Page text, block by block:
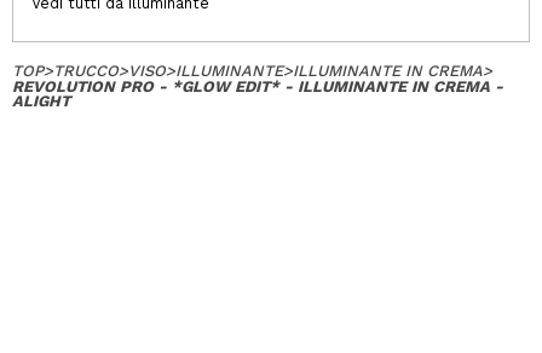
TOP>TRUCCO>VISO>ILLUMINANTE>ILLUMINANTE IN CREMA>
REVOLUTION PRO - *GLOW EDIT* - ILLUMINANTE IN CREMA -
ALIGHT